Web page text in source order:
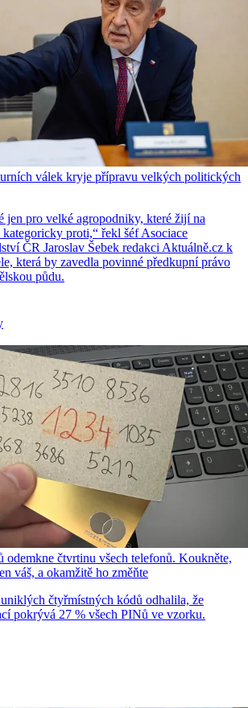
válek kryje přípravu velkých politických
jen pro velké agropodniky, které žijí na
kategoricky proti,“ řekl šéf Asociace
ČR Jaroslav Šebek redakci Aktuálně.cz k
která by zavedla povinné předkupní právo
půdu.
odemkne čtvrtinu všech telefonů. Koukněte,
váš, a okamžitě ho změňte
čtyřmístných kódů odhalila, že
pokrývá 27 % všech PINů ve vzorku.